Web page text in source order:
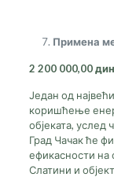
Примена
2 200 000,00
Један од
коришћење
објеката, услед
Град Чачак ће
ефикасности на
Слатини и